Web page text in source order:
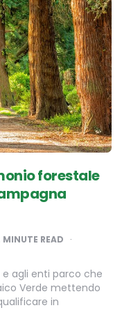
forestale
MINUTE READ
agli enti parco che
Verde mettendo
in